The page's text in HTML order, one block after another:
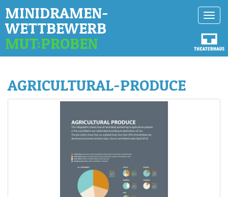
MINIDRAMEN-
WETTBEWERB
MUT:PROBEN
AGRICULTURAL-PRODUCE